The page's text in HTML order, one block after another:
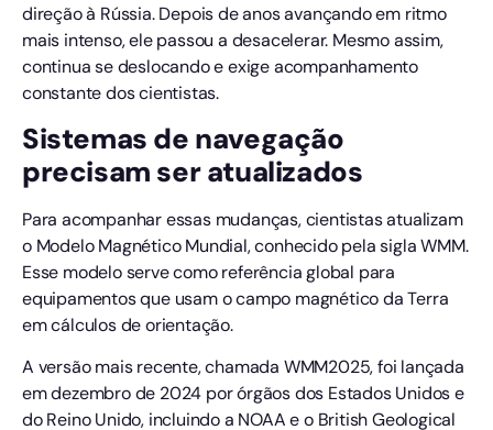
direção à Rússia. Depois de anos avançando em ritmo
mais intenso, ele passou a desacelerar. Mesmo assim,
continua se deslocando e exige acompanhamento
constante dos cientistas.
Sistemas de navegação
precisam ser atualizados
Para acompanhar essas mudanças, cientistas atualizam
o Modelo Magnético Mundial, conhecido pela sigla WMM.
Esse modelo serve como referência global para
equipamentos que usam o campo magnético da Terra
em cálculos de orientação.
A versão mais recente, chamada WMM2025, foi lançada
em dezembro de 2024 por órgãos dos Estados Unidos e
do Reino Unido, incluindo a NOAA e o British Geological